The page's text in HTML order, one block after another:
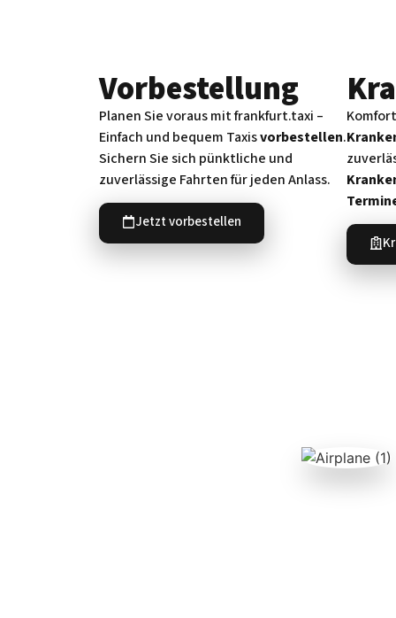
Vorbe­stellung
Planen Sie voraus mit frankfurt.taxi –
Einfach und bequem Taxisvorbestellen.
Sichern Sie sich pünktliche und
zuverlässige Fahrten für jeden Anlass.
Jetzt vorbestellen